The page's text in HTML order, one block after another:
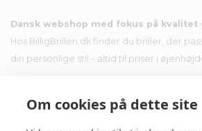
Om cookies på dette site
Dansk webshop med fokus på
Hos BilligBrillen.dk finder du briller, der
din personlige stil – altid til priser i